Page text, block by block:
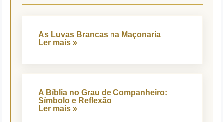
As Luvas Brancas na Maçonaria
Ler mais »
A Bíblia no Grau de Companheiro:
Símbolo e Reflexão
Ler mais »